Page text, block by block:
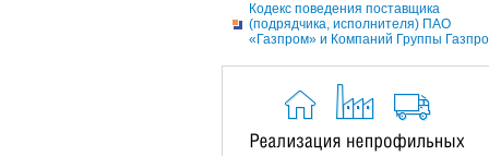
Кодекс поведения поставщика
(подрядчика, исполнителя) ПАО
«Газпром» и Компаний Группы